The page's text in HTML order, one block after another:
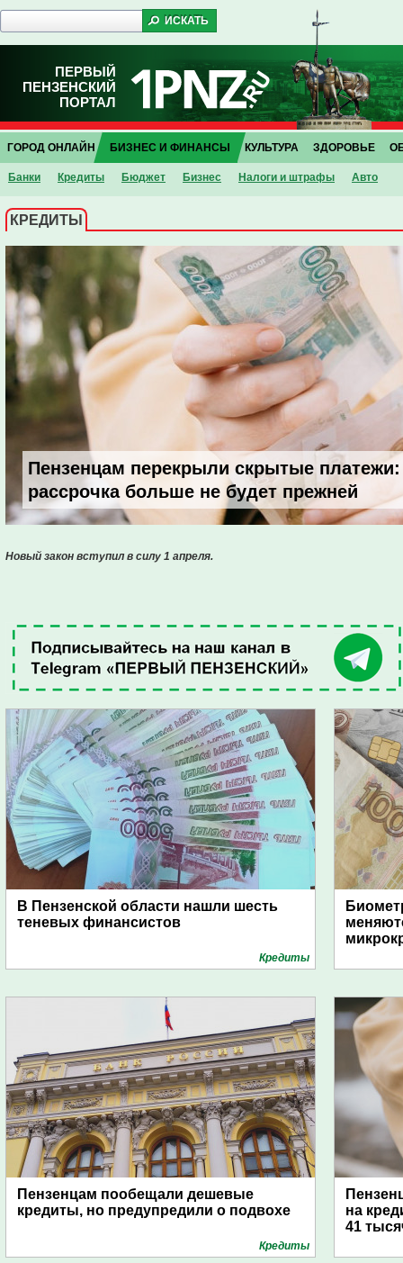
ПЕРВЫЙ
ПЕНЗЕНСКИЙ
ПОРТАЛ
ГОРОД ОНЛАЙН БИЗНЕС И ФИНАНСЫ
Банки Кредиты Бюджет Бизнес Налоги и штрафы Авто
КУЛЬТУРА ЗДОРОВЬЕ
КРЕДИТЫ
Пензенцам перекрыли скрытые платежи:
рассрочка больше не будет прежней
Новый закон вступил в силу 1 апреля.
В Пензенской области нашли шесть
теневых финансистов
Кредиты
Пензенцам пообещали дешевые
кредиты, но предупредили о подвохе
Кредиты
на
41